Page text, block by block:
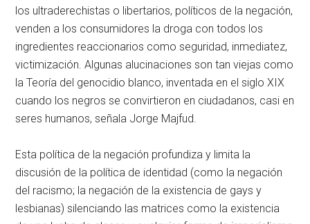
los ultraderechistas o libertarios, políticos de la negación,
venden a los consumidores la droga con todos los
ingredientes reaccionarios como seguridad, inmediatez,
victimización. Algunas alucinaciones son tan viejas como
la Teoría del genocidio blanco, inventada en el siglo XIX
cuando los negros se convirtieron en ciudadanos, casi en
seres humanos, señala Jorge Majfud.
Esta política de la negación profundiza y limita la
discusión de la política de identidad (como la negación
del racismo; la negación de la existencia de gays y
lesbianas) silenciando las matrices como la existencia